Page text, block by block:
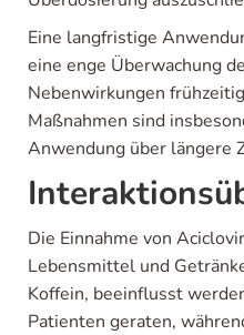
Eine langfristige
eine enge Überwachung
Nebenwirkungen
Maßnahmen sind
Anwendung über längere
Die Einnahme von
Lebensmittel und
Koffein, beeinflusst
Patienten geraten,